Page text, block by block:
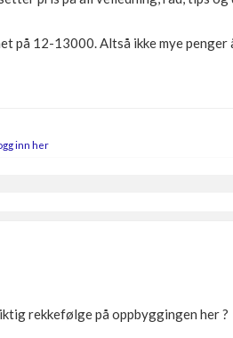
på 12-13000. Altså ikke mye penger
inn her
rekkefølge på oppbyggingen her ?